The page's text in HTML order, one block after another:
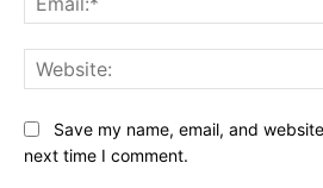
Save my name, email, and
next time I comment.